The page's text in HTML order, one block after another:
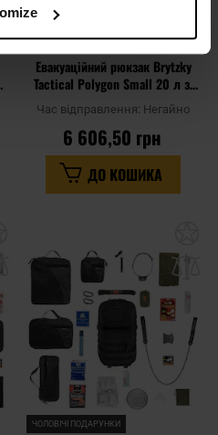
Евакуаційний рюкзак Brytzky
Tactical Polygon Small 20 л зі
спорядженням - Olive
Час відправлення: Негайно
6 606,50 грн
ДО КОШИКА
списку
уподобань
ЧОЛОВІЧІ ПОДАРУНКИ